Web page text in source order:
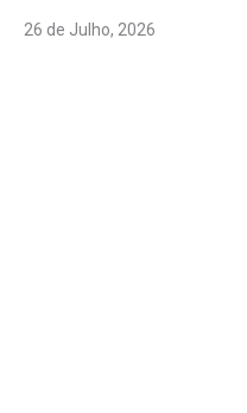
26 de Julho, 2026